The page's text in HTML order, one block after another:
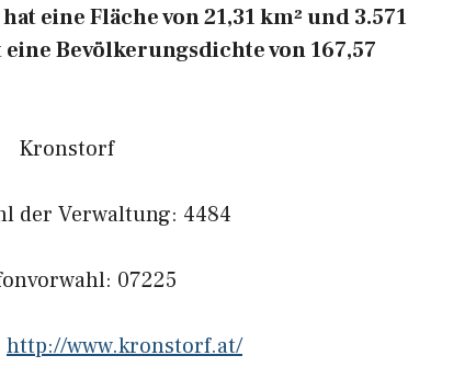
eine Fläche von 21,31 km² und 3.571
Bevölkerungsdichte von 167,57
Kronstorf
der Verwaltung: 4484
07225
http://www.kronstorf.at/